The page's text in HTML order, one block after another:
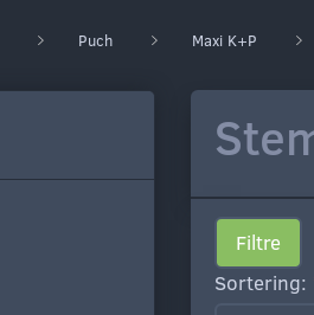
Puch Maxi K+P
Filtre
Sortering: